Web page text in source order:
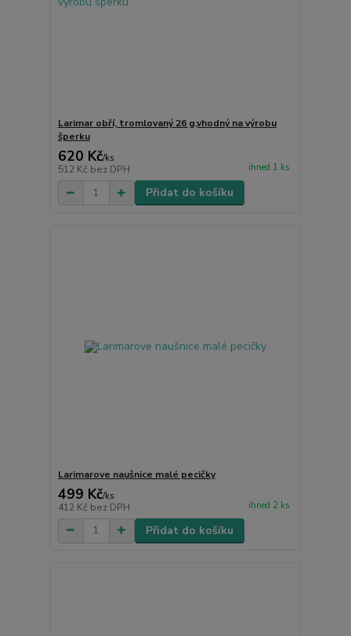
Larimar obří, tromlovaný 26 g,vhodný na výrobu
šperku
620 Kč/ks
512 Kč bez DPH ihned 1 ks
Přidat do košíku
Larimarove naušnice malé pecičky
499 Kč/ks
412 Kč bez DPH ihned 2 ks
Přidat do košíku